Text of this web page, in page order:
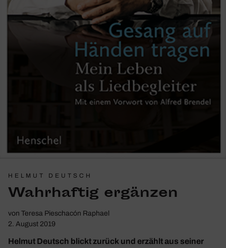
HELMUT DEUTSCH
Wahr­haftig ergänzen
von Teresa Pieschacón Raphael
2. August 2019
Helmut Deutsch blickt zurück und erzählt aus seiner